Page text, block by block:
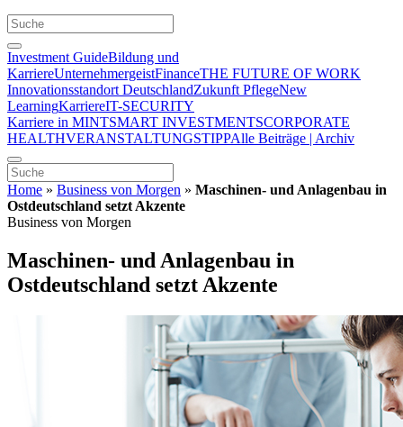
Investment GuideBildung und
KarriereUnternehmergeistFinanceTHE FUTURE OF WORK
Innovationsstandort DeutschlandZukunft PflegeNew
LearningKarriereIT-SECURITY
Karriere in MINTSMART INVESTMENTSCORPORATE
HEALTHVERANSTALTUNGSTIPPAlle Beiträge | Archiv
Home » Business von Morgen » Maschinen- und Anlagenbau in
Ostdeutschland setzt Akzente
Business von Morgen
Maschinen- und Anlagenbau in
Ostdeutschland setzt Akzente